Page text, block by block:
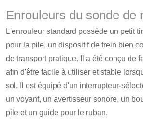
Enrouleurs du sonde de
L'enrouleur standard possède un petit
pour la pile, un dispositif de frein bien
de transport pratique. Il a été conçu de
afin d'être facile à utiliser et stable
sol. Il est équipé d'un interrupteur-
un voyant, un avertisseur sonore, un
pile et un guide pour le ruban.